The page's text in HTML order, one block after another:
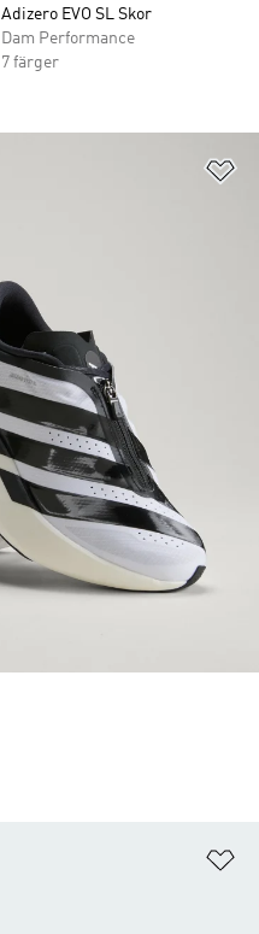
Adizero EVO SL Skor
Dam Performance
7 färger